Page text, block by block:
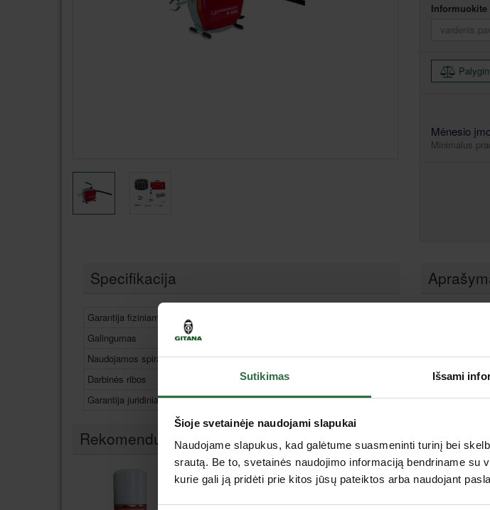
Sutikimas Išsami
Šioje svetainėje naudojami slapukai
Naudojame slapukus, kad galėtume suasmeninti turinį bei
srautą. Be to, svetainės naudojimo informaciją bendriname
kurie gali ją pridėti prie kitos jūsų pateiktos arba naudojant
Informuokite
Mėnesio
Minimalus
Tvirtas
Specifikacija
Garantija fiziniams asmenims
Galingumas
Naudojamos spiralės
60 m ilgio.
Darbinės ribos
Garantija juridiniams asmenims
12 mėn.
Rekomenduojami priedai
Akcija